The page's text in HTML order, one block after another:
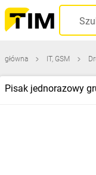
główna IT, GSM
Pisak jednorazowy